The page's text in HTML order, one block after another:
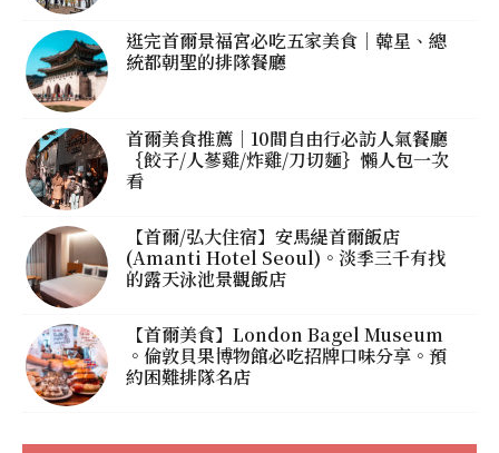
逛完首爾景福宮必吃五家美食｜韓星、總
統都朝聖的排隊餐廳
首爾美食推薦｜10間自由行必訪人氣餐廳
｛餃子/人蔘雞/炸雞/刀切麵｝懶人包一次
看
【首爾/弘大住宿】安馬緹首爾飯店
(Amanti Hotel Seoul)。淡季三千有找
的露天泳池景觀飯店
【首爾美食】London Bagel Museum
。倫敦貝果博物館必吃招牌口味分享。預
約困難排隊名店